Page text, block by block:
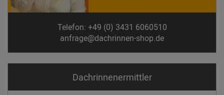
Telefon: +49 (0) 3431 6060510
anfrage@dachrinnen-shop.de
Dachrinnen­ermittler